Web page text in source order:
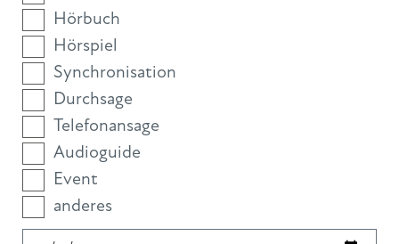
Hörbuch
Hörspiel
Synchronisation
Durchsage
Telefonansage
Audioguide
Event
anderes